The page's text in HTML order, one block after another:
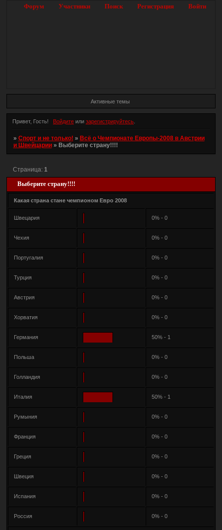
Форум Участники Поиск Регистрация Войти
Активные темы
Привет, Гость! Войдитеили зарегистрируйтесь.
» Спорт и не только! » Всё о Чемпионате Европы-2008 в Австрии
и Швейцарии » Выберите страну!!!!
Выберите страну!!!!
Страница: 1
Какая страна стане чемпионом Евро 2008
Швецария 0% - 0
Чехия 0% - 0
Португалия 0% - 0
Турция 0% - 0
Австрия 0% - 0
Хорватия 0% - 0
Германия 50% - 1
Польша 0% - 0
Голландия 0% - 0
Италия 50% - 1
Румыния 0% - 0
Франция 0% - 0
Греция 0% - 0
Швеция 0% - 0
Испания 0% - 0
Россия 0% - 0